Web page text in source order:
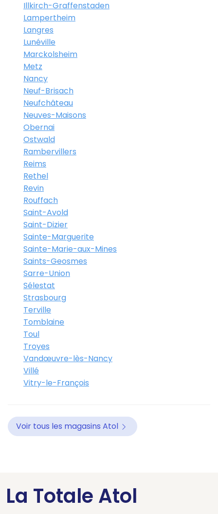
Illkirch-Graffenstaden
Lampertheim
Langres
Lunéville
Marckolsheim
Metz
Nancy
Neuf-Brisach
Neufchâteau
Neuves-Maisons
Obernai
Ostwald
Rambervillers
Reims
Rethel
Revin
Rouffach
Saint-Avold
Saint-Dizier
Sainte-Marguerite
Sainte-Marie-aux-Mines
Saints-Geosmes
Sarre-Union
Sélestat
Strasbourg
Terville
Tomblaine
Toul
Troyes
Vandœuvre-lès-Nancy
Villé
Vitry-le-François
Voir tous les magasins Atol
La Totale Atol